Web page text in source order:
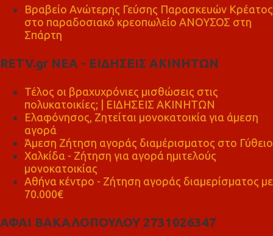
Βραβείο Ανώτερης Γεύσης Παρασκευών Κρέατος
στο παραδοσιακό κρεοπωλείο ΑΝΟΥΣΟΣ στη
Σπάρτη
RETV.gr ΝΕΑ - ΕΙΔΗΣΕΙΣ ΑΚΙΝΗΤΩΝ
Τέλος οι βραχυχρόνιες μισθώσεις στις
πολυκατοικίες; | ΕΙΔΗΣΕΙΣ ΑΚΙΝΗΤΩΝ
Ελαφόνησος, Ζητείται μονοκατοικία για άμεση
αγορά
Άμεση Ζήτηση αγοράς διαμέρισματος στο Γύθειο
Χαλκίδα - Ζήτηση για αγορά ημιτελούς
μονοκατοικίας
Αθήνα κέντρο - Ζήτηση αγοράς διαμερίσματος με
70.000€
ΑΦΑΙ ΒΑΚΑΛΟΠΟΥΛΟΥ 2731026347